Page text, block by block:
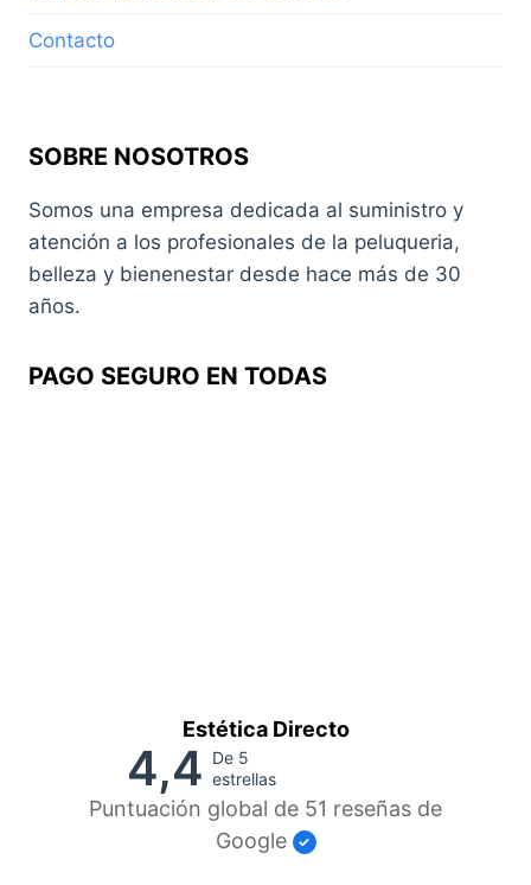
Contacto
SOBRE NOSOTROS
Somos una empresa dedicada al suministro y
atención a los profesionales de la peluqueria,
belleza y bienenestar desde hace más de 30
años.
PAGO SEGURO EN TODAS
Estética Directo
4,4 De 5
estrellas
Puntuación global de 51 reseñas de
Google